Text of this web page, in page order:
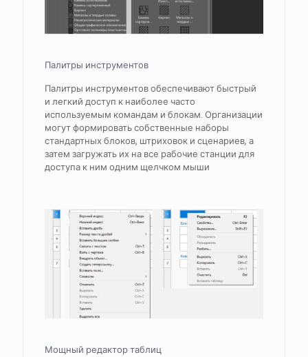
Палитры инструментов
Палитры инструментов обеспечивают быстрый
и легкий доступ к наиболее часто
используемым командам и блокам. Организации
могут формировать собственные наборы
стандартных блоков, штриховок и сценариев, а
затем загружать их на все рабочие станции для
доступа к ним одним щелчком мыши
Мощный редактор таблиц